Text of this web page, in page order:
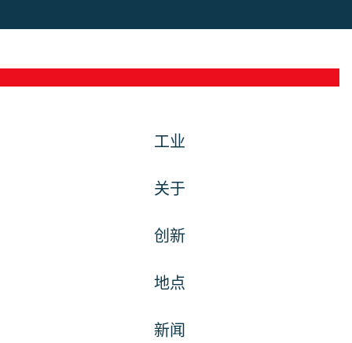
工业
关于
创新
地点
新闻